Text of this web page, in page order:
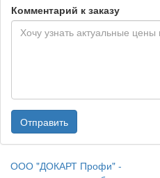
Комментарий к заказу
Отправить
ООО "ДОКАРТ Профи" -